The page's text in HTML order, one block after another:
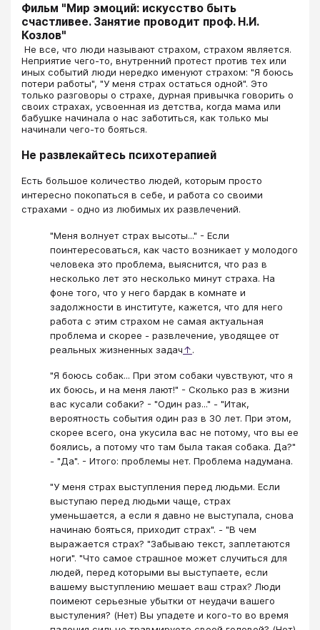
Фильм "Мир эмоций: искусство быть
счастливее. Занятие проводит проф. Н.И.
Козлов"
​​​​​​​​​​​​​​ Не все, что люди называют страхом, страхом является.
Неприятие чего-то, внутренний протест против тех или
иных событий люди нередко именуют страхом: "Я боюсь
потери работы", "У меня страх остаться одной". Это
только разговоры о страхе, дурная привычка говорить о
своих страхах, усвоенная из детства, когда мама или
бабушке начинала о нас заботиться, как только мы
начинали чего-то бояться.
Не развлекайтесь психотерапией
Есть большое количество людей, которым просто
интересно покопаться в себе, и работа со своими
страхами - одно из любимых их развлечений.
"Меня волнует страх высоты..." - Если
поинтересоваться, как часто возникает у молодого
человека это проблема, выяснится, что раз в
несколько лет это несколько минут страха. На
фоне того, что у него бардак в комнате и
задолжности в институте, кажется, что для него
работа с этим страхом не самая актуальная
проблема и скорее - развлечение, уводящее от
реальных жизненных задач↑.
"Я боюсь собак... При этом собаки чувствуют, что я
их боюсь, и на меня лают!" - Сколько раз в жизни
вас кусали собаки? - "Один раз..." - "Итак,
вероятность события один раз в 30 лет. При этом,
скорее всего, она укусила вас не потому, что вы ее
боялись, а потому что там была такая собака. Да?"
- "Да". - Итого: проблемы нет. Проблема надумана.
"У меня страх выступления перед людьми. Если
выступаю перед людьми чаще, страх
уменьшается, а если я давно не выступала, снова
начинаю бояться, приходит страх". - "В чем
выражается страх? "Забываю текст, заплетаются
ноги". "Что самое страшное может случиться для
людей, перед которыми вы выступаете, если
вашему выступлению мешает ваш страх? Люди
поимеют серьезные убытки от неудачи вашего
выстуления? (Нет) Вы упадете и кого-то во время